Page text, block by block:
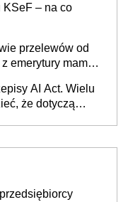
KSeF – na co
przelewów od
emerytury mamy
AI Act. Wielu
że dotyczą